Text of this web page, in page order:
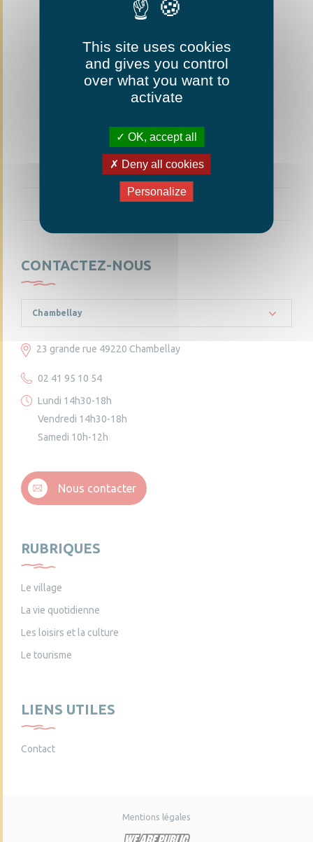
CONTACTEZ-NOUS
Chambellay
23 grande rue 49220 Chambellay
02 41 95 10 54
Lundi 14h30-18h
Vendredi 14h30-18h
Samedi 10h-12h
Nous contacter
RUBRIQUES
Le village
La vie quotidienne
Les loisirs et la culture
Le tourisme
LIENS UTILES
Contact
Mentions légales
This site uses cookies
and gives you control
over what you want to
activate
OK, accept all
Deny all cookies
Personalize